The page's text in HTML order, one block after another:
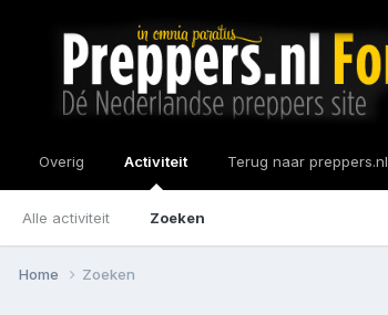
Overig Activiteit
Alle activiteit Zoeken
Terug naar preppers.nl
Home Zoeken